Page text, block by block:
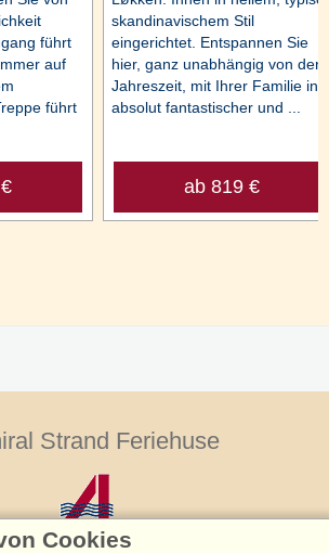
führt
auf
führt
skandinavischem Stil
eingerichtet. Entspannen Sie
hier, ganz unabhängig von der
Jahreszeit, mit Ihrer Familie in
absolut fantastischer und ...
ab 819 €
Strand Feriehuse
Cookies